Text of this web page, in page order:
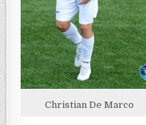
Christian De Marco